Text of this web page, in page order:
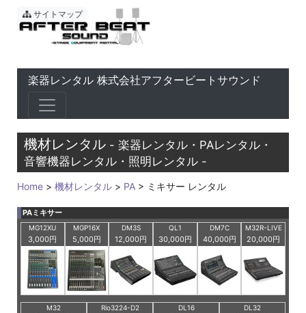
東京 音響会社・PA・楽器レ
サイトマップ
楽器レンタル 株式会社アフタービートサウンド
機材レンタル - 楽器レンタル・PAレンタル・
音響機器レンタル・照明レンタル -
Home > 機材レンタル > PA > ミキサー レンタル
PAミキサー
MG12XU
3,000円
MGP16X
5,000円
DM3S
12,000円
QL1
30,000円
DM7C
40,000円
M32R-LIVE
20,000円
M32 Rio3224-D2 DL16 DL32